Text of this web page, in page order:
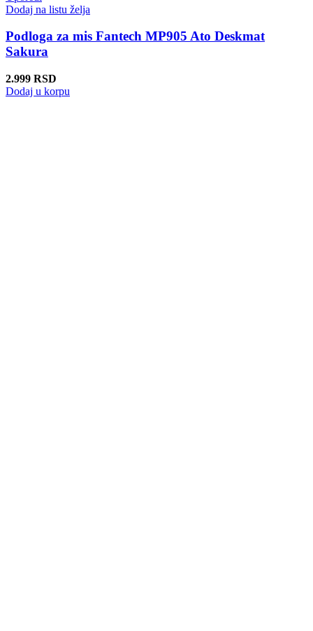
Dodaj na listu želja
Podloga za mis Fantech MP905 Ato Deskmat
Sakura
2.999 RSD
Dodaj u korpu